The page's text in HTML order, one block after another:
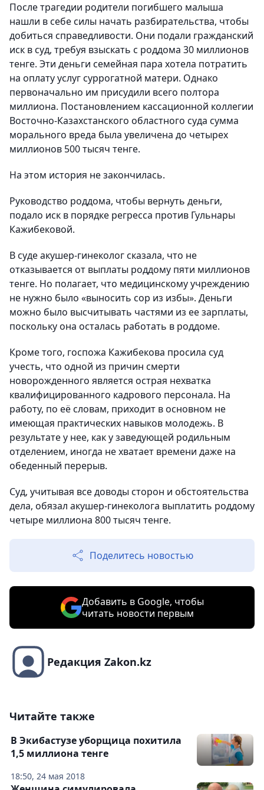
После трагедии родители погибшего малыша
нашли в себе силы начать разбирательства, чтобы
добиться справедливости. Они подали гражданский
иск в суд, требуя взыскать с роддома 30 миллионов
тенге. Эти деньги семейная пара хотела потратить
на оплату услуг суррогатной матери. Однако
первоначально им присудили всего полтора
миллиона. Постановлением кассационной коллегии
Восточно-Казахстанского областного суда сумма
морального вреда была увеличена до четырех
миллионов 500 тысяч тенге.
На этом история не закончилась.
Руководство роддома, чтобы вернуть деньги,
подало иск в порядке регресса против Гульнары
Кажибековой.
В суде акушер-гинеколог сказала, что не
отказывается от выплаты роддому пяти миллионов
тенге. Но полагает, что медицинскому учреждению
не нужно было «выносить сор из избы». Деньги
можно было высчитывать частями из ее зарплаты,
поскольку она осталась работать в роддоме.
Кроме того, госпожа Кажибекова просила суд
учесть, что одной из причин смерти
новорожденного является острая нехватка
квалифицированного кадрового персонала. На
работу, по её словам, приходит в основном не
имеющая практических навыков молодежь. В
результате у нее, как у заведующей родильным
отделением, иногда не хватает времени даже на
обеденный перерыв.
Суд, учитывая все доводы сторон и обстоятельства
дела, обязал акушер-гинеколога выплатить роддому
четыре миллиона 800 тысяч тенге.
Поделитесь новостью
Добавить в Google, чтобы
читать новости первым
Редакция Zakon.kz
Читайте также
18:50, 24 мая 2018
В Экибастузе уборщица похитила
1,5 миллиона тенге